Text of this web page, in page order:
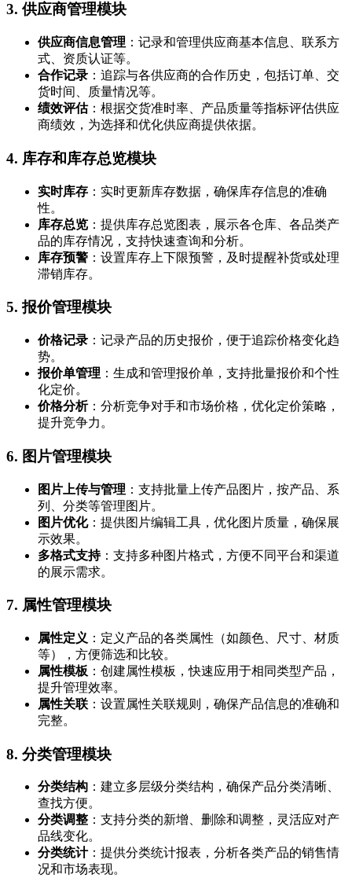
3. 供应商管理模块
供应商信息管理 ：记录和管理供应商基本信息、联系方
式、资质认证等。
合作记录 ：追踪与各供应商的合作历史，包括订单、交
货时间、质量情况等。
绩效评估：根据交货准时率、产品质量等指标评估供应
商绩效，为选择和优化供应商提供依据。
4. 库存和库存总览模块
实时库存 ：实时更新库存数据，确保库存信息的准确
性。
库存总览 ：提供库存总览图表，展示各仓库、各品类产
品的库存情况，支持快速查询和分析。
库存预警 ：设置库存上下限预警，及时提醒补货或处理
滞销库存。
5.报价管理模块
价格记录 ：记录产品的历史报价，便于追踪价格变化趋
势。
报价单管理 ：生成和管理报价单，支持批量报价和个性
化定价。
价格分析：分析竞争对手和市场价格，优化定价策略，
提升竞争力。
6. 图片管理模块
图片上传与管理 ：支持批量上传产品图片，按产品、系
列、分类等管理图片。
图片优化：提供图片编辑工具，优化图片质量，确保展
示效果。
多格式支持：支持多种图片格式，方便不同平台和渠道
的展示需求。
7. 属性管理模块
属性定义 ：定义产品的各类属性（如颜色、尺寸、材质
等），方便筛选和比较。
属性模板 ：创建属性模板，快速应用于相同类型产品，
提升管理效率。
属性关联 ：设置属性关联规则，确保产品信息的准确和
完整。
8. 分类管理模块
分类结构 ：建立多层级分类结构，确保产品分类清晰、
查找方便。
分类调整 ：支持分类的新增、删除和调整，灵活应对产
品线变化。
分类统计：提供分类统计报表，分析各类产品的销售情
况和市场表现。